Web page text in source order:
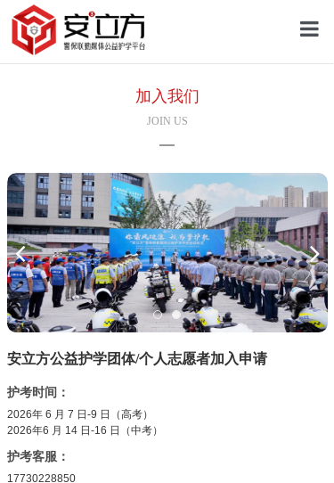
加入我们
JOIN US
安立方公益护学团体/个人志愿者加入申请
护考时间：
2026年 6 月 7 日-9 日（高考）
2026年6 月 14 日-16 日（中考）
护考客服：
17730228850